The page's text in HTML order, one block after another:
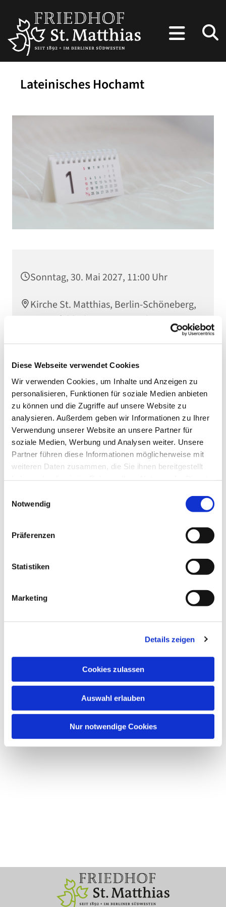
Diese Webseite verwendet Cookies
Wir verwenden Cookies, um Inhalte und Anzeigen zu
personalisieren, Funktionen für soziale Medien anbieten
zu können und die Zugriffe auf unsere Website zu
analysieren. Außerdem geben wir Informationen zu Ihrer
Verwendung unserer Website an unsere Partner für
soziale Medien, Werbung und Analysen weiter. Unsere
Partner führen diese Informationen möglicherweise mit
weiteren Daten zusammen, die Sie ihnen bereitgestellt
Notwendig
Präferenzen
Statistiken
Marketing
Details zeigen
Cookies zulassen
Auswahl erlauben
Nur notwendige Cookies
Lateinisches Hochamt
Sonntag, 30. Mai 2027, 11:00 Uhr
Kirche St. Matthias, Berlin-Schöneberg,
Winterfeldtplatz, 10781 Berlin